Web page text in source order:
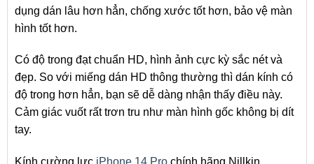
dụng dán lâu hơn hẳn, chống xước tốt hơn, bảo vệ màn
hình tốt hơn.
Có độ trong đạt chuẩn HD, hình ảnh cực kỳ sắc nét và
đẹp. So với miếng dán HD thông thường thì dán kính có
độ trong hơn hẳn, bạn sẽ dễ dàng nhận thấy điều này.
Cảm giác vuốt rất trơn tru như màn hình gốc không bị dít
tay.